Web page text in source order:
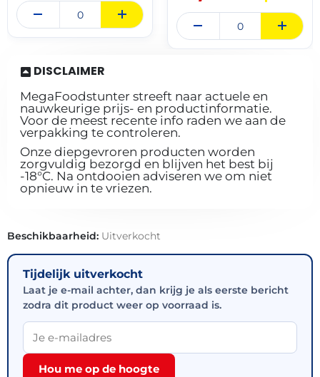
DISCLAIMER
MegaFoodstunter streeft naar actuele en
nauwkeurige prijs- en productinformatie.
Voor de meest recente info raden we aan de
verpakking te controleren.
Onze diepgevroren producten worden
zorgvuldig bezorgd en blijven het best bij
-18°C. Na ontdooien adviseren we om niet
opnieuw in te vriezen.
Beschikbaarheid: Uitverkocht
Tijdelijk uitverkocht
Laat je e-mail achter, dan krijg je als eerste bericht
zodra dit product weer op voorraad is.
Hou me op de hoogte